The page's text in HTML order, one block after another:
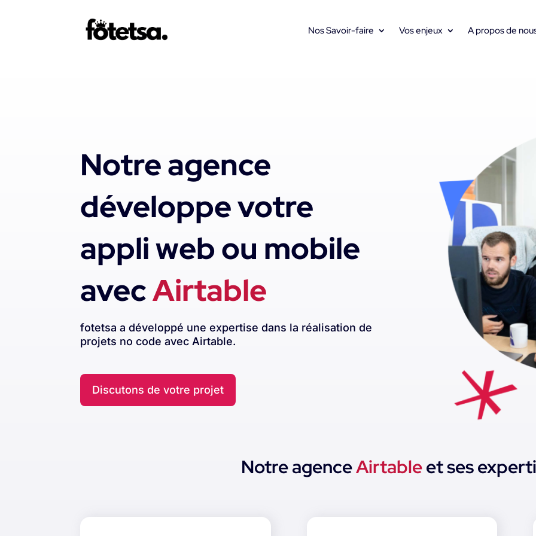
Nos Savoir-faire Vos enjeux A propos de
Notre agence
développe votre
appli web ou mobile
avecAirtable
fotetsa a développé une expertise dans la réalisation de
projets no code avec Airtable.
Discutons de votre projet
Notre agenceAirtableet ses